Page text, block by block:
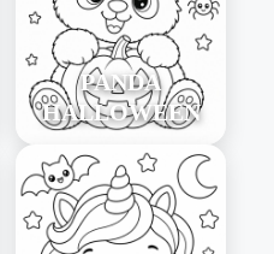
PANDA
HALLOWEEN